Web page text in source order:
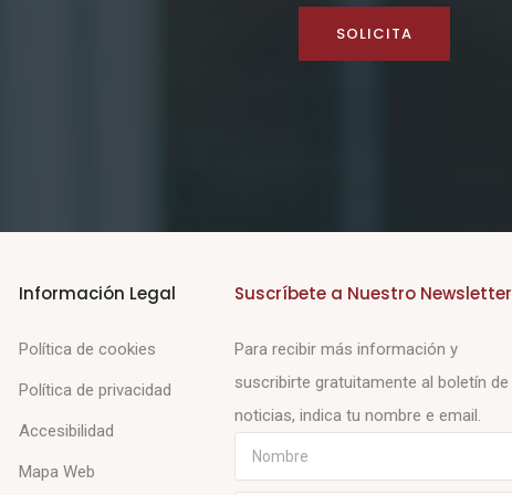
SOLICITA
Información Legal
Política de cookies
Política de privacidad
Accesibilidad
Mapa Web
Suscríbete a Nuestro Newsletter
Para recibir más información y
suscribirte gratuitamente al boletín de
noticias, indica tu nombre e email.